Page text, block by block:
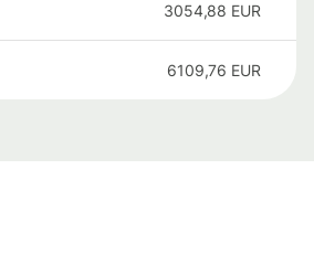
3054,88 EUR
6109,76 EUR